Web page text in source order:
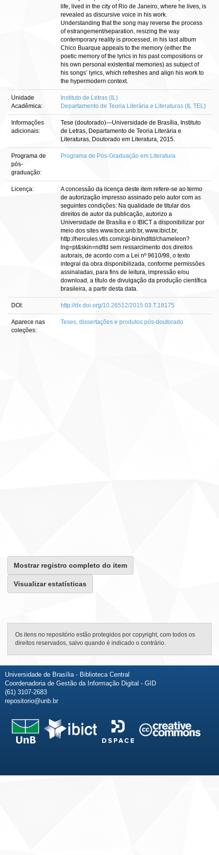
life, lived in the city of Rio de Janeiro, where he lives, is
revealed as discursive voice in his work.
Understanding that the song may reverse the process
of estrangement/separation, resizing the way
contemporary reality is processed, in his last album
Chico Buarque appeals to the memory (either the
poetic memory of the lyrics in his past compositions or
his own personal existential memories) as subject of
his songs’ lyrics, which refreshes and align his work to
the hypermodern context.
Unidade
Acadêmica:
Instituto de Letras (IL)
Departamento de Teoria Literária e Literaturas (IL TEL)
Informações
adicionais:
Tese (doutorado)—Universidade de Brasília, Instituto
de Letras, Departamento de Teoria Literária e
Literaturas, Doutorado em Literatura, 2015.
Programa de
pós-
graduação:
Programa de Pós-Graduação em Literatura
Licença:
A concessão da licença deste item refere-se ao termo
de autorização impresso assinado pelo autor com as
seguintes condições: Na qualidade de titular dos
direitos de autor da publicação, autorizo a
Universidade de Brasília e o IBICT a disponibilizar por
meio dos sites www.bce.unb.br, www.ibict.br,
http://hercules.vtls.com/cgi-bin/ndltd/chameleon?
lng=pt&skin=ndltd sem ressarcimento dos direitos
autorais, de acordo com a Lei nº 9610/98, o texto
integral da obra disponibilizada, conforme permissões
assinaladas, para fins de leitura, impressão e/ou
download, a título de divulgação da produção científica
brasileira, a partir desta data.
DOI: http://dx.doi.org/10.26512/2015.03.T.18175
Aparece nas
coleções:
Teses, dissertações e produtos pós-doutorado
Mostrar registro completo do item
Visualizar estatísticas
Os itens no repositório estão protegidos por copyright, com todos os
direitos reservados, salvo quando é indicado o contrário.
Universidade de Brasília - Biblioteca Central
Coordenadoria de Gestão da Informação Digital - GID
(61) 3107-2683
repositorio@unb.br